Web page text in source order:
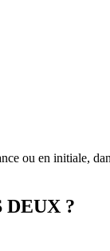
ou en initiale,
DEUX ?